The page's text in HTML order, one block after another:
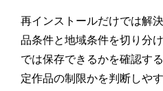
再インストールだけでは解
品条件と地域条件を切り分
では保存できるかを確認す
定作品の制限かを判断しやす